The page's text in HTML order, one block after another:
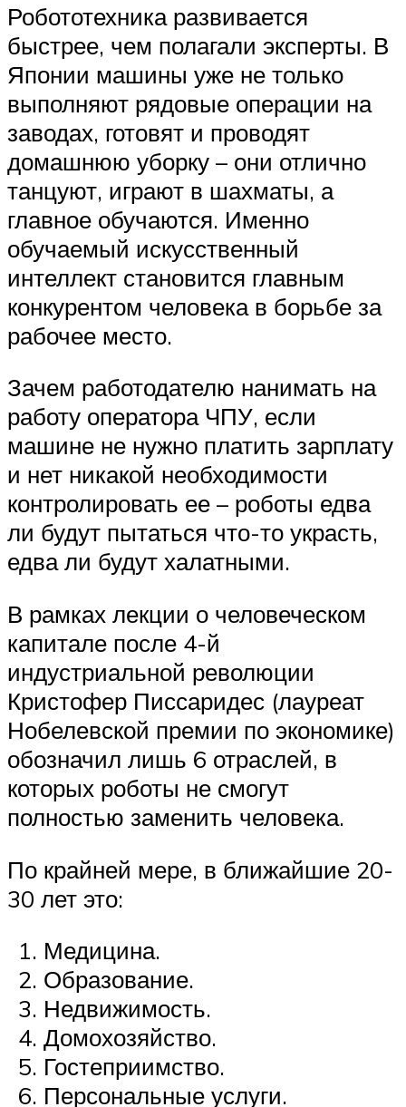
Робототехника развивается
быстрее, чем полагали эксперты. В
Японии машины уже не только
выполняют рядовые операции на
заводах, готовят и проводят
домашнюю уборку – они отлично
танцуют, играют в шахматы, а
главное обучаются. Именно
обучаемый искусственный
интеллект становится главным
конкурентом человека в борьбе за
рабочее место.
Зачем работодателю нанимать на
работу оператора ЧПУ, если
машине не нужно платить зарплату
и нет никакой необходимости
контролировать ее – роботы едва
ли будут пытаться что-то украсть,
едва ли будут халатными.
В рамках лекции о человеческом
капитале после 4-й
индустриальной революции
Кристофер Писсаридес (лауреат
Нобелевской премии по экономике)
обозначил лишь 6 отраслей, в
которых роботы не смогут
полностью заменить человека.
По крайней мере, в ближайшие 20-
30 лет это:
Медицина.
Образование.
Недвижимость.
Домохозяйство.
Гостеприимство.
Персональные услуги.